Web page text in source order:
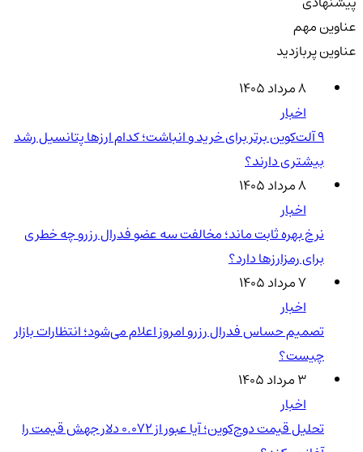
عناوین مهم
عناوین پربازدید
۸ مرداد ۱۴۰۵
اخبار
۹ آلت‌کوین برتر برای خرید و انباشت؛ کدام ارزها پتانسیل رشد
بیشتری دارند؟
۸ مرداد ۱۴۰۵
اخبار
نرخ بهره ثابت ماند؛ مخالفت سه عضو فدرال رزرو چه خطری
برای رمزارزها دارد؟
۷ مرداد ۱۴۰۵
اخبار
تصمیم حساس فدرال رزرو امروز اعلام می‌شود؛ انتظارات بازار
چیست؟
۳ مرداد ۱۴۰۵
اخبار
تحلیل قیمت دوج‌کوین؛ آیا عبور از ۰.۰۷۲ دلار جهش قیمت را